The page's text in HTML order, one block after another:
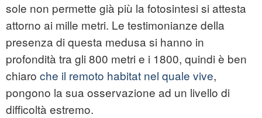
sole non permette già più la fotosintesi si attesta
attorno ai mille metri. Le testimonianze della
presenza di questa medusa si hanno in
profondità tra gli 800 metri e i 1800, quindi è ben
chiaro che il remoto habitat nel quale vive,
pongono la sua osservazione ad un livello di
difficoltà estremo.